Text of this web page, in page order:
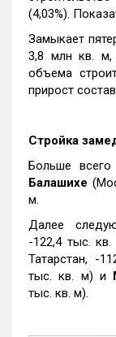
(4,03%).
Замыкает
3,8 млн кв. м,
объема
прирост
Стройка
Больше всего
Балашихе
м.
Далее
-122,4 тыс. кв.
Татарстан, -
тыс. кв. м) и
тыс. кв. м).